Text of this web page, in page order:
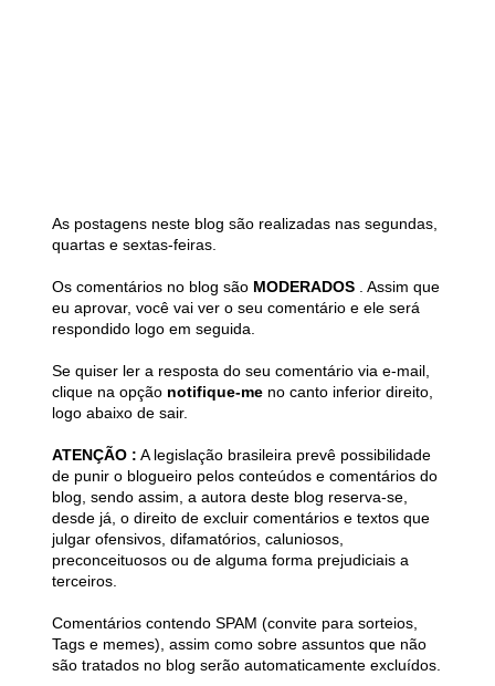
As postagens neste blog são realizadas nas segundas,
quartas e sextas-feiras.
Os comentários no blog são MODERADOS . Assim que
eu aprovar, você vai ver o seu comentário e ele será
respondido logo em seguida.
Se quiser ler a resposta do seu comentário via e-mail,
clique na opção notifique-me no canto inferior direito,
logo abaixo de sair.
ATENÇÃO : A legislação brasileira prevê possibilidade
de punir o blogueiro pelos conteúdos e comentários do
blog, sendo assim, a autora deste blog reserva-se,
desde já, o direito de excluir comentários e textos que
julgar ofensivos, difamatórios, caluniosos,
preconceituosos ou de alguma forma prejudiciais a
terceiros.
Comentários contendo SPAM (convite para sorteios,
Tags e memes), assim como sobre assuntos que não
são tratados no blog serão automaticamente excluídos.